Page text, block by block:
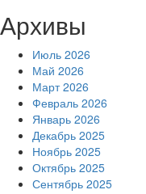
Архивы
Июль 2026
Май 2026
Март 2026
Февраль 2026
Январь 2026
Декабрь 2025
Ноябрь 2025
Октябрь 2025
Сентябрь 2025